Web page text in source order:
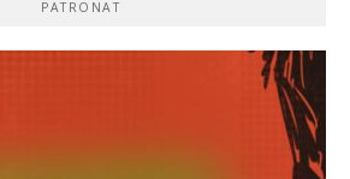
PATRONAT